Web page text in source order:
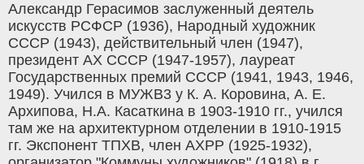
Александр Герасимов заслуженный деятель
искусств РСФСР (1936), Народный художник
СССР (1943), действительный член (1947),
президент АХ СССР (1947-1957), лауреат
Государственных премий СССР (1941, 1943, 1946,
1949). Учился в МУЖВ3 у К. А. Коровина, А. Е.
Архипова, Н.А. Касаткина в 1903-1910 гг., учился
там же на архитектурном отделении в 1910-1915
гг. Экспонент ТПХВ, член АХРР (1925-1932),